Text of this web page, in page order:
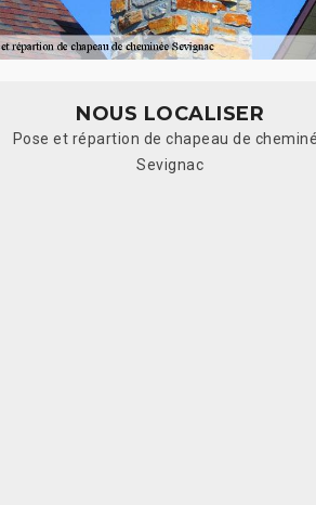
NOUS LOCALISER
Pose et répartion de chapeau de
Sevignac